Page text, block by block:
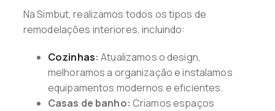
Na Simbut, realizamos todos os tipos de
remodelações interiores, incluindo:
Cozinhas: Atualizamos o design,
melhoramos a organização e instalamos
equipamentos modernos e eficientes.
Casas de banho: Criamos espaços